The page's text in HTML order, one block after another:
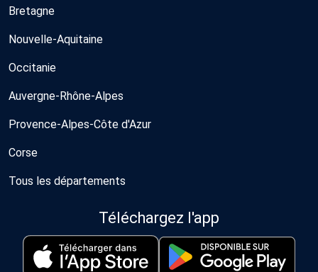
Bretagne
Nouvelle-Aquitaine
Occitanie
Auvergne-Rhône-Alpes
Provence-Alpes-Côte d'Azur
Corse
Tous les départements
Téléchargez l'app